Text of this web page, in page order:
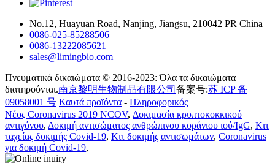
Νο.12, Huayuan Road, Nanjing, Jiangsu, 210042 PR China
0086-025-85288506
0086-13222085621
sales@limingbio.com
Πνευματικά δικαιώματα © 2016-2023: Όλα τα δικαιώματα
διατηρούνται.南京黎明生物制品有限公司 备案号:苏 ICP 备
09058001 号 Καυτά προϊόντα - Πληροφορικός
Νέος Coronavirus 2019 NCOV, Δοκιμασία κρυπτοκοκκικού
αντιγόνου, Δοκιμή αντισώματος ανθρώπινου κοράνιου ιού/IgG, Κιτ
ταχείας δοκιμής Covid-19, Κιτ δοκιμής αντισωμάτων, Coronavirus
για δοκιμή Covid-19,